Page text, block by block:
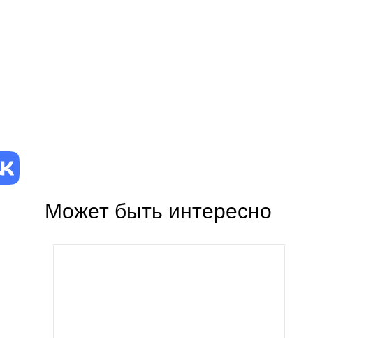
Может быть интересно